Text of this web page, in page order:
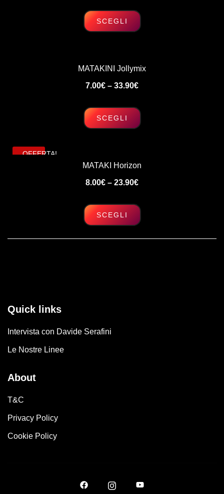
SCEGLI
ha
varianti.
opzioni
possono
nella
pagina
prodotto
MATAKINI Jollymix
7.00€ – 33.90€
SCEGLI
ha
varianti.
opzioni
possono
essere
OFFERTA!
MATAKI Horizon
8.00€ – 23.90€
SCEGLI
Quick links
Intervista con Davide Serafini
Le Nostre Linee
About
T&C
Privacy Policy
Cookie Policy